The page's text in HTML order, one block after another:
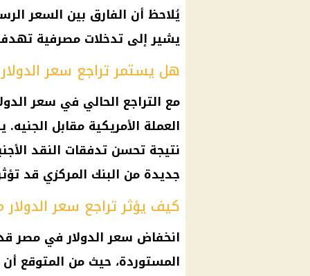
يُلاحظ أن الفارق بين السعر
يشير إلى تدخلات مصرفية
هل يستمر تراجع سعر
مع التراجع الحالي في سعر
العملة الأمريكية مقابل
نتيجة تحسن تدفقات النقد
جديدة من البنك المركزي قد
كيف يؤثر تراجع سعر
انخفاض سعر الدولار في مصر
المستوردة، حيث من المتوقع